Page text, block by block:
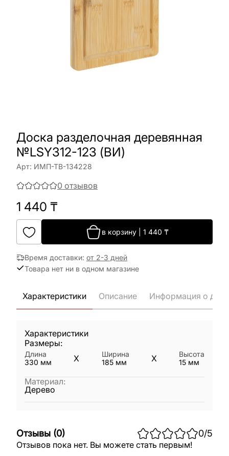
Доска разделочная деревянная
№LSY312-123 (ВИ)
Арт: ИМП-ТВ-134228
0 отзывов
1 440 ₸
в корзину 1 440 ₸
Время доставки: от 2-3 дней
Товара нет ни в одном магазине
Характеристики Описание Информация о
Характеристики
Размеры:
Длина
330 мм X
Ширина
185 мм X
Высота
15 мм
Материал:
Дерево
Отзывы (0) 0/5
Отзывов пока нет. Вы можете стать первым!